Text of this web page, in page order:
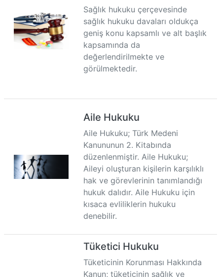
Sağlık hukuku çerçevesinde
sağlık hukuku davaları oldukça
geniş konu kapsamlı ve alt başlık
kapsamında da
değerlendirilmekte ve
görülmektedir.
Aile Hukuku
Aile Hukuku; Türk Medeni
Kanununun 2. Kitabında
düzenlenmiştir. Aile Hukuku;
Aileyi oluşturan kişilerin karşılıklı
hak ve görevlerinin tanımlandığı
hukuk dalıdır. Aile Hukuku için
kısaca evliliklerin hukuku
denebilir.
Tüketici Hukuku
Tüketicinin Korunması Hakkında
Kanun; tüketicinin sağlık ve